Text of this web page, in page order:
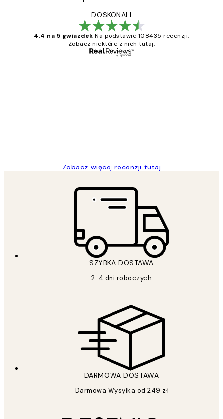
DOSKONALI
4.4 na 5 gwiazdek Na podstawie 108435 recenzji.
Zobacz niektóre z nich tutaj.
Zobacz więcej recenzji tutaj
SZYBKA DOSTAWA
2-4 dni roboczych
DARMOWA DOSTAWA
Darmowa Wysyłka od 249 zł